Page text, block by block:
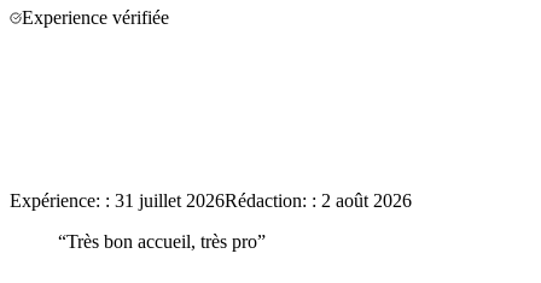
Experience vérifiée
Expérience: : 31 juillet 2026Rédaction: : 2 août 2026
“Très bon accueil, très pro”